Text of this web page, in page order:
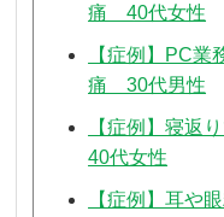
痛 40代女性
【症例】PC業
痛 30代男性
【症例】寝返
40代女性
【症例】耳や